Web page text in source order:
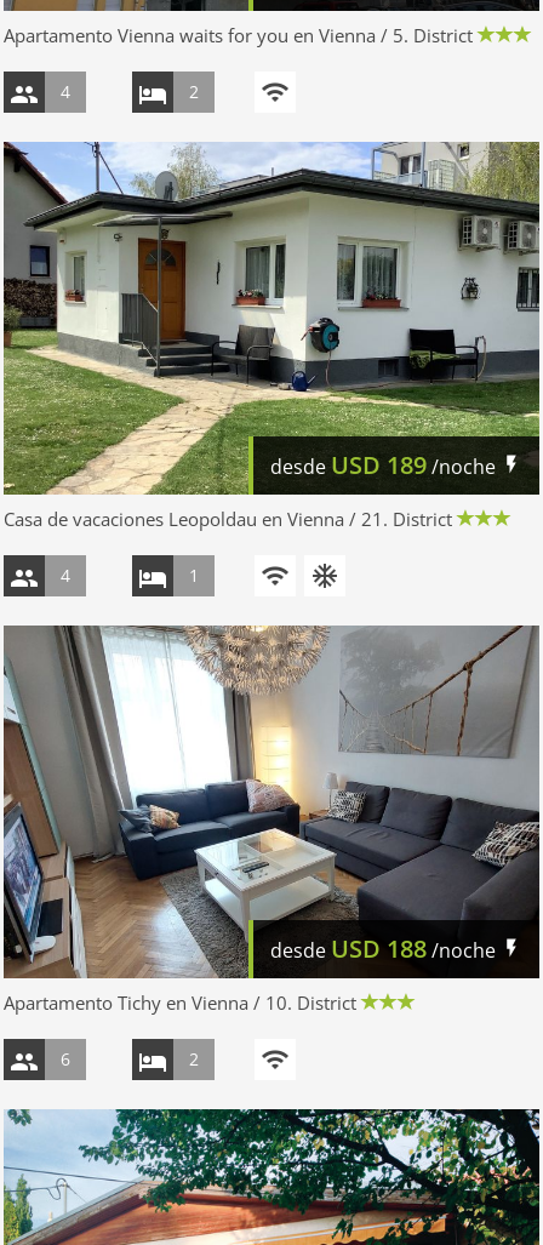
Apartamento Vienna waits for you en Vienna / 5. District
4 2
desde USD 189/noche
Casa de vacaciones Leopoldau en Vienna / 21. District
4 1
desde USD 188/noche
Apartamento Tichy en Vienna / 10. District
6 2